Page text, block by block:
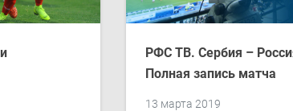
13 марта 2019
РФС ТВ. Сербия –
Полная запись матча